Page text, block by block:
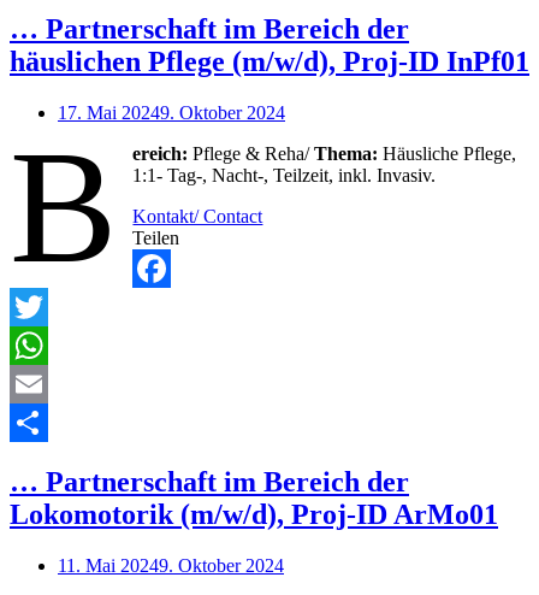
… Partnerschaft im Bereich der
häuslichen Pflege (m/w/d), Proj-ID InPf01
17. Mai 20249. Oktober 2024
B ereich:Pflege & Reha/Thema: Häusliche Pflege,
1:1- Tag-, Nacht-, Teilzeit, inkl. Invasiv.
Kontakt/ Contact
Teilen
Facebook
Twitter
WhatsApp
Email
… Partnerschaft im Bereich der
Lokomotorik (m/w/d), Proj-ID ArMo01
11. Mai 20249. Oktober 2024